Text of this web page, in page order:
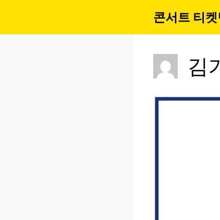
콘서트 티
김